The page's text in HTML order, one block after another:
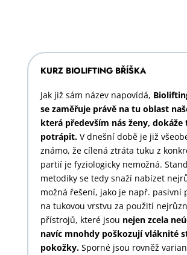
KURZ BIOLIFTING BŘÍŠKA
Jak již sám název napovídá,
se zaměřuje právě na tu oblast
která především nás ženy,
potrápit.V dnešní době je již
známo, že cílená ztráta tuku z
partií je fyziologicky nemožná.
metodiky se tedy snaží nabízet
možná řešení, jako je např. pasivní
na tukovou vrstvu za použití
přístrojů, které jsou nejen zcela
navíc mnohdy poškozují vláknité
pokožky.Sporné jsou rovněž